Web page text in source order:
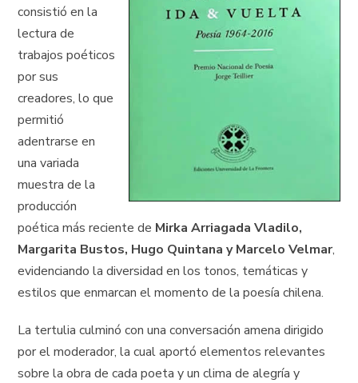
consistió en la
lectura de
trabajos poéticos
por sus
creadores, lo que
permitió
adentrarse en
una variada
muestra de la
producción
poética más reciente de Mirka Arriagada Vladilo,
Margarita Bustos, Hugo Quintana y Marcelo Velmar,
evidenciando la diversidad en los tonos, temáticas y
estilos que enmarcan el momento de la poesía chilena.
La tertulia culminó con una conversación amena dirigido
por el moderador, la cual aportó elementos relevantes
sobre la obra de cada poeta y un clima de alegría y